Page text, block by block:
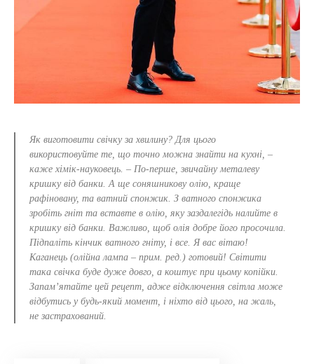
Як виготовити свічку за хвилину? Для цього
використовуйте те, що точно можна знайти на кухні, –
каже хімік-науковець. – По-перше, звичайну металеву
кришку від банки. А ще соняшникову олію, краще
рафіновану, та ватний спонжик. З ватного спонжика
зробіть гніт та вставте в олію, яку заздалегідь налийте в
кришку від банки. Важливо, щоб олія добре його просочила.
Підпаліть кінчик ватного гніту, і все. Я вас вітаю!
Каганець (олійна лампа – прим. ред.) готовий! Світити
така свічка буде дуже довго, а коштує при цьому копійки.
Запам’ятайте цей рецепт, адже відключення світла може
відбутись у будь-який момент, і ніхто від цього, на жаль,
не застрахований.